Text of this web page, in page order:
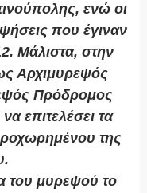
ενώ οι
που έγιναν
Μάλιστα, στην
Αρχιμυρεψός
Πρόδρομος
επιτελέσει τα
της
του μυρεψού το